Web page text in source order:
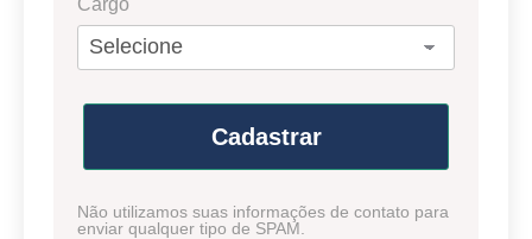
Cargo
Cadastrar
Não utilizamos suas informações de contato para
enviar qualquer tipo de SPAM.